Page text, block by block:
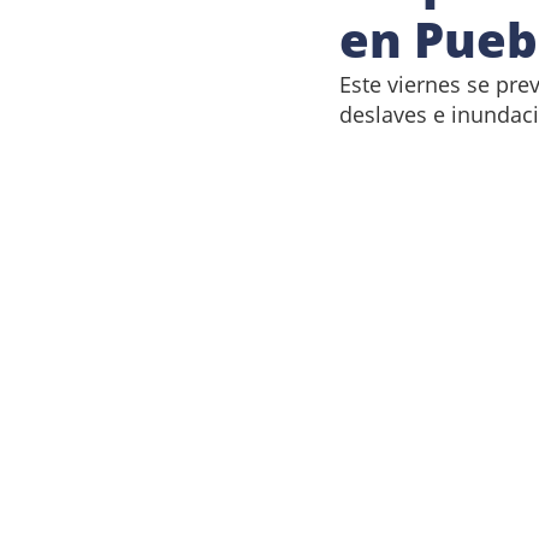
en
Este viernes se
deslaves e